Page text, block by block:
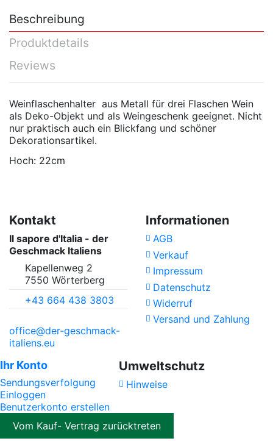
Beschreibung
Produktdetails
Reviews
Weinflaschenhalter aus Metall für drei Flaschen Wein
als Deko-Objekt und als Weingeschenk geeignet. Nicht
nur praktisch auch ein Blickfang und schöner
Dekorationsartikel.
Hoch: 22cm
Kontakt
Il sapore d'Italia - der
Geschmack Italiens
Kapellenweg 2
7550 Wörterberg
+43 664 438 3803
office@der-geschmack-
italiens.eu
Informationen
AGB
Verkauf
Impressum
Datenschutz
Widerruf
Versand und Zahlung
Ihr Konto
Sendungsverfolgung
Einloggen
Benutzerkonto erstellen
Umweltschutz
Hinweise
Vom Kauf- Vertrag zurücktreten